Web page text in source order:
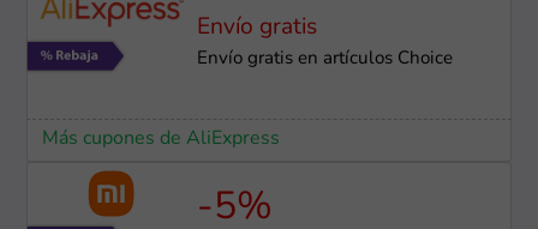
Envío gratis
Envío gratis en artículos Choice
Más cupones de AliExpress
-5%